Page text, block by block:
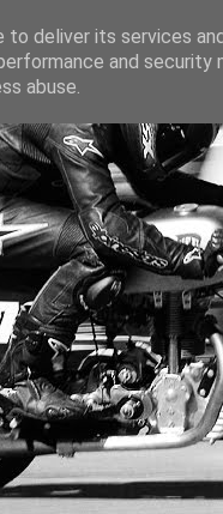
deliver its services
and
abuse.